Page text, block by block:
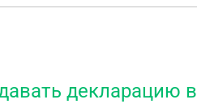
декларацию в